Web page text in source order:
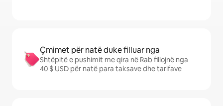
Çmimet për natë duke filluar nga
Shtëpitë e pushimit me qira në Rab fillojnë nga
40 $ USD për natë para taksave dhe tarifave